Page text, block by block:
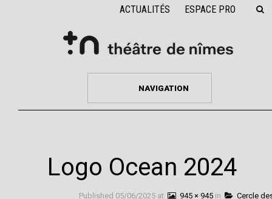
ACTUALITÉS ESPACE PRO
NAVIGATION
Logo Ocean 2024
Published 05/06/2025at 945 × 945in Cercle